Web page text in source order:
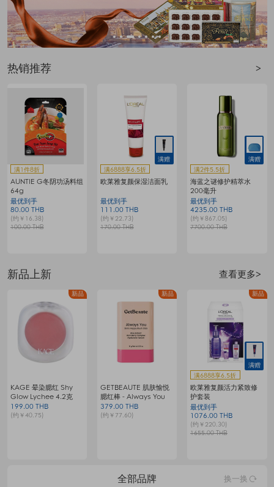
热销推荐 >
满2件5.5折
兰蔻「超修小黑瓶」精
华 100ml 两件套
最优到手
7370.00 THB
(约￥1508.89)
13400.00 THB
满6888享6.5折
雅诗兰黛 Advanced
肌活精华露两支装
100ml x 2
最优到手
8645.00 THB
(约￥1769.93)
13300.00 THB
卧佛牌青草膏（2代)
(15g×5瓶)
235.00 THB
(约￥48.12)
新品上新 查看更多>
新品
珂莱欧 焕采润色隔离气
垫 01 柔雾薰紫 15gx2
SPF50+ PA++++
990.00 THB
(约￥202.69)
法国娇兰幻彩流星蜜粉
饼
最优到手
1879.00 THB
新品
珂莱欧 璀璨空气十色眼
影盘 09 蜜桃苹果伴侣
990.00 THB
(约￥202.69)
全部品牌 换一换